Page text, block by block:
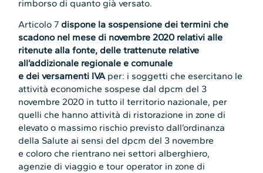
rimborso di quanto già versato.
Articolo 7dispone la sospensione dei termini che
scadono nel mese di novembre 2020 relativi alle
ritenute alla fonte, delle trattenute relative
all’addizionale regionale e comunale
e dei versamenti IVAper: i soggetti che esercitano le
attività economiche sospese dal dpcm del 3
novembre 2020 in tutto il territorio nazionale, per
quelli che hanno attività di ristorazione in zone di
elevato o massimo rischio previsto dall’ordinanza
della Salute ai sensi del dpcm del 3 novembre
e coloro che rientrano nei settori alberghiero,
agenzie di viaggio e tour operator in zone di